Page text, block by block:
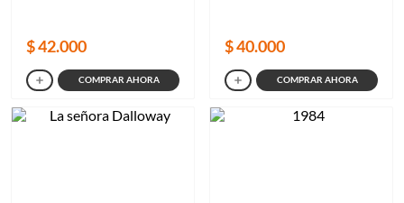
$42.000
COMPRAR AHORA
$40.000
COMPRAR AHORA